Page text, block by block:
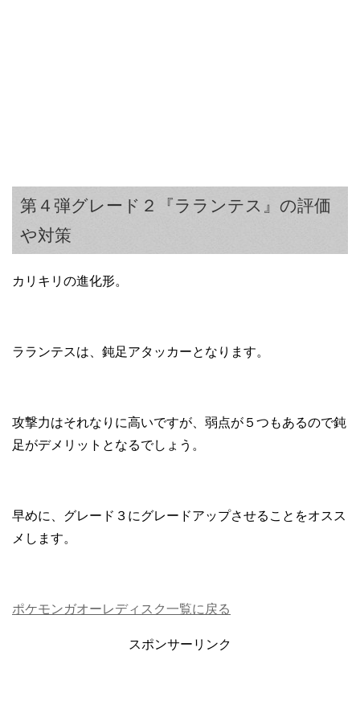
第４弾グレード２『ラランテス』の評価
や対策
カリキリの進化形。
ラランテスは、鈍足アタッカーとなります。
攻撃力はそれなりに高いですが、弱点が５つもあるので鈍
足がデメリットとなるでしょう。
早めに、グレード３にグレードアップさせることをオスス
メします。
ポケモンガオーレディスク一覧に戻る
スポンサーリンク